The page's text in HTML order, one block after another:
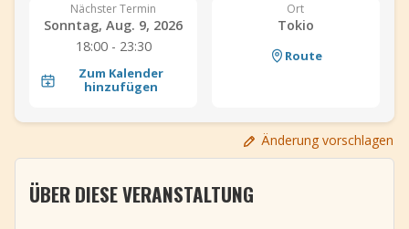
Event hinzufügen
Nächster Termin
Sonntag, Aug. 9, 2026
18:00 - 23:30
Zum Kalender
hinzufügen
Ort
Tokio
Route
Änderung vorschlagen
ÜBER DIESE VERANSTALTUNG